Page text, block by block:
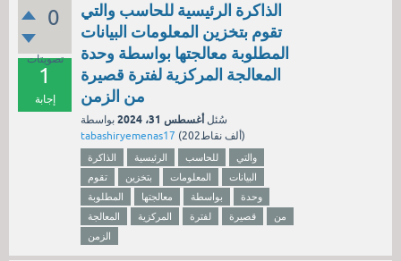
0
تصويتات
1
إجابة
‏الذاكرة الرئيسية للحاسب والتي
تقوم بتخزين المعلومات البيانات
المطلوبة معالجتها بواسطة وحدة
المعالجة المركزية لفترة قصيرة
من الزمن
سُئل أغسطس 31، 2024
بواسطة
tabashiryemenas17 ( 202ألف نقاط)
الذاكرة الرئيسية للحاسب
والتي
تقوم
بتخزين المعلومات
البيانات
المطلوبة
معالجتها بواسطة
وحدة
المعالجة
المركزية لفترة قصيرة
من
الزمن